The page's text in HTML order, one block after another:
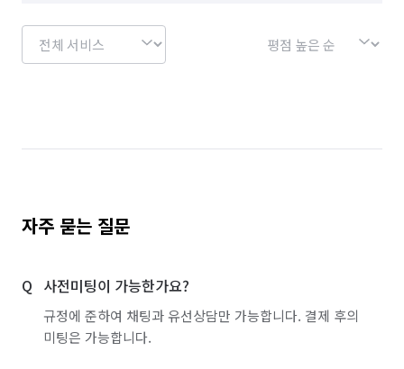
자주 묻는 질문
사전미팅이 가능한가요?
규정에 준하여 채팅과 유선상담만 가능합니다. 결제 후의
미팅은 가능합니다.